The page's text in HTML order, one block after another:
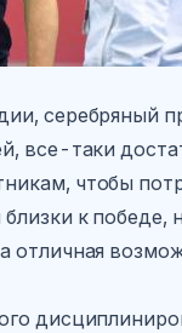
серебряный
все-таки
чтобы
к победе,